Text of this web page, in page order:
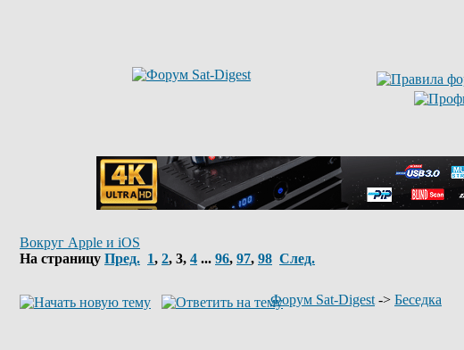
Вокруг Apple и iOS
На страницу Пред. 1, 2, 3, 4 ... 96, 97, 98 След.
Форум Sat-Digest -> Беседка